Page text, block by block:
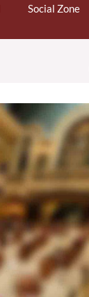
Social Zone